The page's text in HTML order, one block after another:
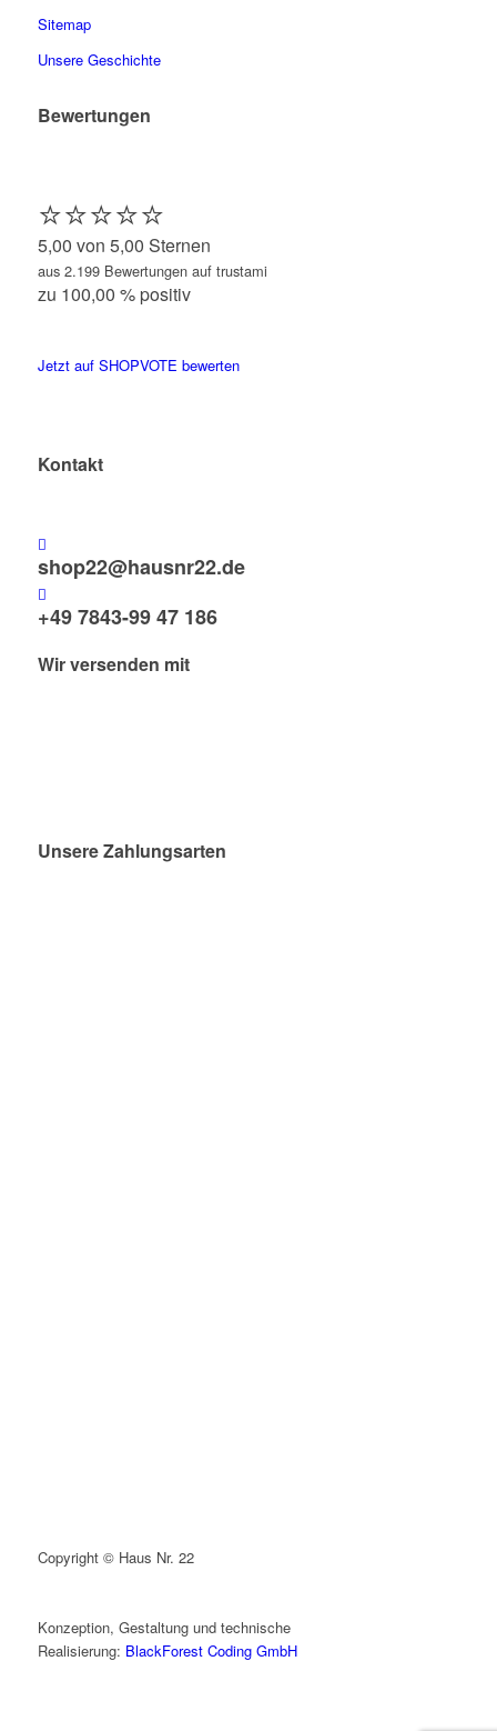
Sitemap
Unsere Geschichte
Bewertungen
⭐️⭐️⭐️⭐️⭐️
5,00 von 5,00 Sternen
aus 2.199 Bewertungen auf trustami
zu 100,00 % positiv
Jetzt auf SHOPVOTE bewerten
Kontakt
shop22@hausnr22.de
+49 7843-99 47 186
Wir versenden mit
Unsere Zahlungsarten
Copyright © Haus Nr. 22
Konzeption, Gestaltung und technische
Realisierung: BlackForest Coding GmbH